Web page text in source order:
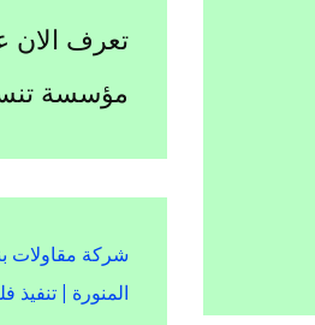
تعرف الان
مؤسسة
شركة مقاولات
المنورة |